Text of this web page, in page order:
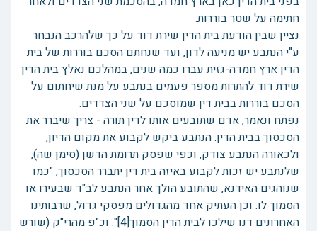
חתימה על שטר בוררות.
נציין שבין הודעת בית הדין שירת דוד על כך שלהרכב הנבחר
ע"י הנתבע יש מניעה לדון, ועד שנחתם הסכם בוררות של בית
הדין ארץ חמדה-גזית עברו כמה שנים, במהלכם נאלץ בית הדין
שירת דוד להתרות מספר פעמים בנתבע על מנת שיחתום על
הסכם בוררות בבית דין שמוסכם על שני הצדדים.
נפתח ונאמר, אדם שתובעים אותו לדין תורה - צריך שיברר את
הסכסוך בבית הדין. הנתבע ביקש לקבוע את מקום הדיון,
ולכאורה הנתבע צודק, וכפי שפסק תרומת הדשן (סימן שה),
שלנתבע יש זכות לקבוע באיזה בית דין יתברר הסכסוך, "כמו
שנוהגים האידנא, שהתובע הולך אחר הנתבע לב"ד שבעירו או
הסמוך לו. וכן העתיק אחד מהגדולים מפסקי גדול, שרבותינו
האחרונים דנו שילכו לבית הדין הסמוך[4]". וכ"פ מהרי"ק (שורש